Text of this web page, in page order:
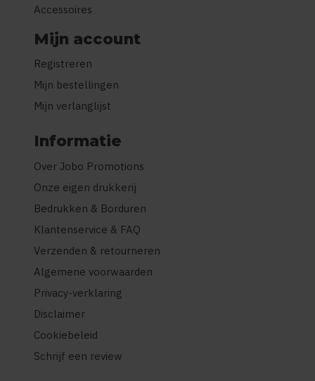
Accessoires
Mijn account
Registreren
Mijn bestellingen
Mijn verlanglijst
Informatie
Over Jobo Promotions
Onze eigen drukkerij
Bedrukken & Borduren
Klantenservice & FAQ
Verzenden & retourneren
Algemene voorwaarden
Privacy-verklaring
Disclaimer
Cookiebeleid
Schrijf een review